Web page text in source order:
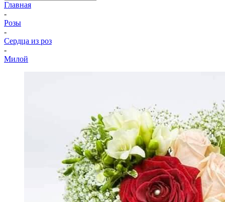
Главная
-
Розы
-
Сердца из роз
-
Милой